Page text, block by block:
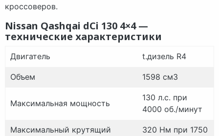
кроссоверов.
Nissan Qashqai dCi 130 4×4 —
технические характеристики
Двигатель t.дизель R4
Объем 1598 см3
Максимальная мощность
130 л.с. при
4000 об./минут
Максимальный крутящий
320 Нм при 1750